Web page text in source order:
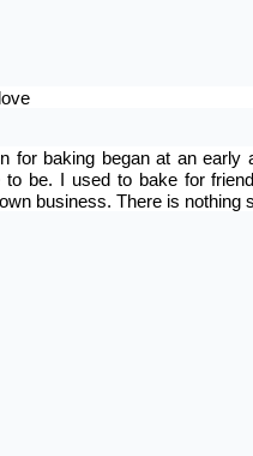
for baking began at an
to be. I used to bake for
business. There is nothing